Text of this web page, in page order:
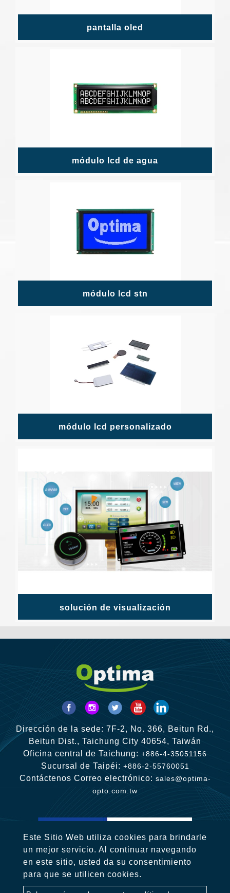
pantalla oled
módulo lcd de agua
módulo lcd stn
módulo lcd personalizado
solución de visualización
Este Sitio Web utiliza cookies para brindarle
un mejor servicio. Al continuar navegando
en este sitio, usted da su consentimiento
para que se utilicen cookies.
Dirección de la sede: 7F-2, No. 366, Beitun Rd.,
Beitun Dist., Taichung City 40654, Taiwán
Oficina central de Taichung: +886-4-35051156
Sucursal de Taipéi: +886-2-55760051
Contáctenos Correo electrónico: sales@optima-
opto.com.tw